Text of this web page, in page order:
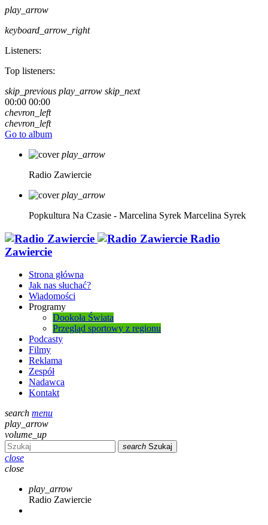
play_arrow
keyboard_arrow_right
Listeners:
Top listeners:
skip_previous play_arrow skip_next
00:00 00:00
chevron_left
chevron_left
Go to album
play_arrow
Radio Zawiercie
play_arrow
Popkultura Na Czasie - Marcelina Syrek Marcelina Syrek
Radio
Zawiercie
Strona główna
Jak nas słuchać?
Wiadomości
Programy
Dookoła Świata
Przegląd sportowy z regionu
Podcasty
Filmy
Reklama
Zespół
Nadawca
Kontakt
search menu
play_arrow
volume_up
search Szukaj
close
close
play_arrow
Radio Zawiercie